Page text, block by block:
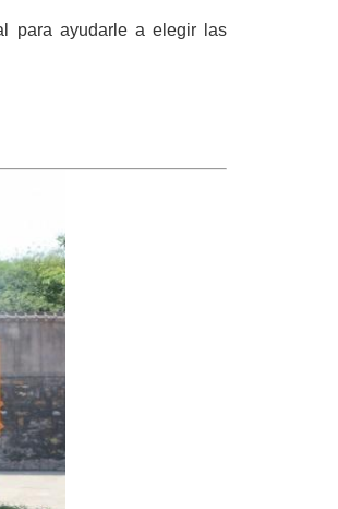
para ayudarle a elegir las